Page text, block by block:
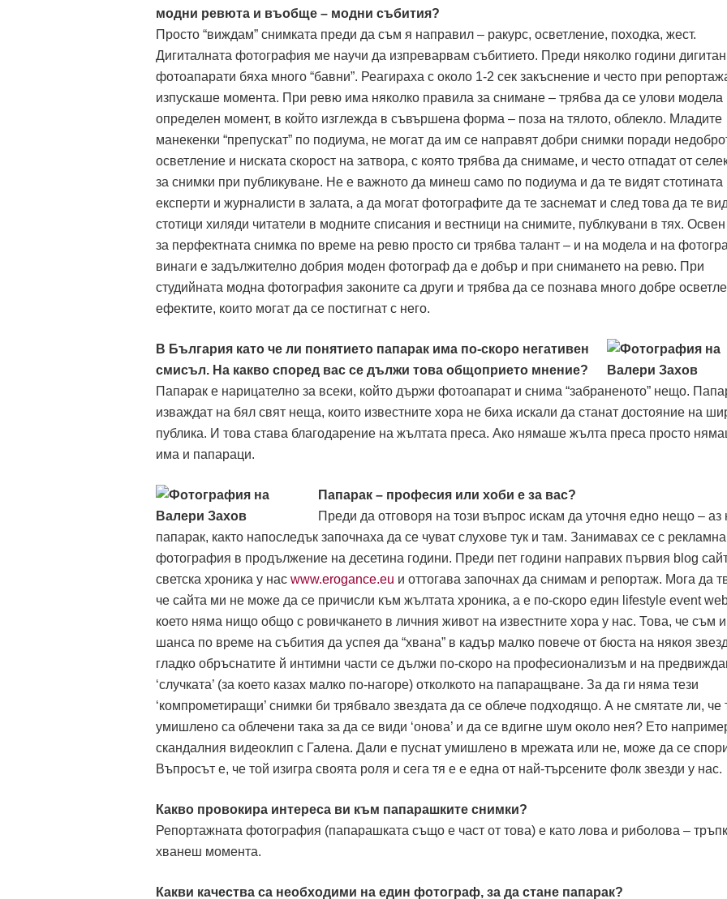
модни ревюта и въобще – модни събития?
Просто “виждам” снимката преди да съм я направил – ракурс, осветление, походка, жест.
Дигиталната фотография ме научи да изпреварвам събитието. Преди няколко години
фотоапарати бяха много “бавни”. Реагираха с около 1-2 сек закъснение и често при
изпускаше момента. При ревю има няколко правила за снимане – трябва да се улови модела
определен момент, в който изглежда в съвършена форма – поза на тялото, облекло. Младите
манекенки “препускат” по подиума, не могат да им се направят добри снимки поради
осветление и ниската скорост на затвора, с която трябва да снимаме, и често отпадат от
за снимки при публикуване. Не е важното да минеш само по подиума и да те видят
експерти и журналисти в залата, а да могат фотографите да те заснемат и след това да те
стотици хиляди читатели в модните списания и вестници на снимите, публкувани в тях. Освен
за перфектната снимка по време на ревю просто си трябва талант – и на модела и на
винаги е задължително добрия моден фотограф да е добър и при снимането на ревю. При
студийната модна фотография законите са други и трябва да се познава много добре
ефектите, които могат да се постигнат с него.
В България като че ли понятието папарак има по-скоро негативен
смисъл. На какво според вас се дължи това общоприето мнение?
Папарак е нарицателно за всеки, който държи фотоапарат и снима “забраненото” нещо.
изваждат на бял свят неща, които известните хора не биха искали да станат достояние на
публика. И това става благодарение на жълтата преса. Ако нямаше жълта преса просто
има и папараци.
Папарак – професия или хоби е за вас?
Преди да отговоря на този въпрос искам да уточня едно нещо – аз
папарак, както напоследък започнаха да се чуват слухове тук и там. Занимавах се с рекламна
фотография в продължение на десетина години. Преди пет години направих първия blog
светска хроника у нас www.erogance.eu и оттогава започнах да снимам и репортаж. Мога да
че сайта ми не може да се причисли към жълтата хроника, а е по-скоро един lifestyle event
което няма нищо общо с ровичкането в личния живот на известните хора у нас. Това, че съм
шанса по време на събития да успея да “хвана” в кадър малко повече от бюста на някоя
гладко обръснатите й интимни части се дължи по-скоро на професионализъм и на
‘случката’ (за което казах малко по-нагоре) отколкото на папаращване. За да ги няма тези
‘компрометиращи’ снимки би трябвало звездата да се облече подходящо. А не смятате ли, че
умишлено са облечени така за да се види ‘онова’ и да се вдигне шум около нея? Ето
скандалния видеоклип с Галена. Дали е пуснат умишлено в мрежата или не, може да се
Въпросът е, че той изигра своята роля и сега тя е е една от най-търсените фолк звезди у нас.
Какво провокира интереса ви към папарашките снимки?
Репортажната фотография (папарашката също е част от това) е като лова и риболова –
хванеш момента.
Какви качества са необходими на един фотограф, за да стане папарак?